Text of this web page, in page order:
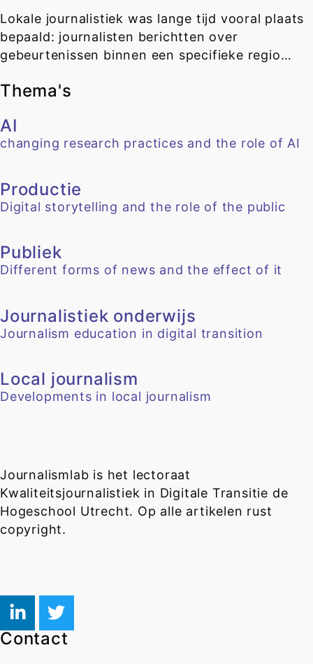
Lokale journalistiek was lange tijd vooral plaats
bepaald: journalisten berichtten over
gebeurtenissen binnen een specifieke regio…
Thema's
AI
changing research practices and the role of AI
Productie
Digital storytelling and the role of the public
Publiek
Different forms of news and the effect of it
Journalistiek onderwijs
Journalism education in digital transition
Local journalism
Developments in local journalism
Journalismlab is het lectoraat
Kwaliteitsjournalistiek in Digitale Transitie de
Hogeschool Utrecht. Op alle artikelen rust
copyright.
Contact